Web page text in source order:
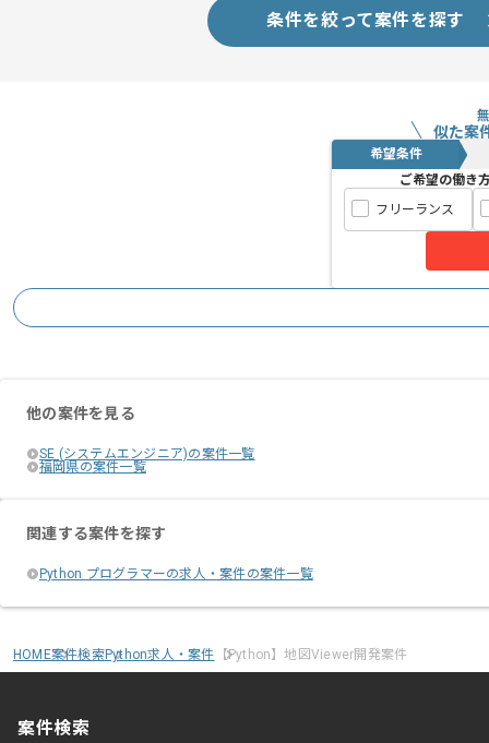
条件を絞って案件を探す
似た案
希望条件
ご希望の働き
フリーランス
他の案件を見る
SE (システムエンジニア)の案件一覧
福岡県の案件一覧
関連する案件を探す
Python プログラマーの求人・案件の案件一覧
HOME案件検索Python求人・案件 【Python】地図Viewer開発案件
案件検索